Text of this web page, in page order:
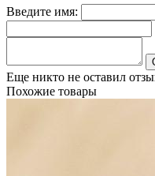
Введите имя:
Еще никто не оставил
Похожие товары